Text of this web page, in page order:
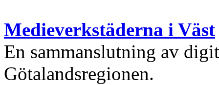
Medieverkstäderna i Väst
En sammanslutning av
Götalandsregionen.